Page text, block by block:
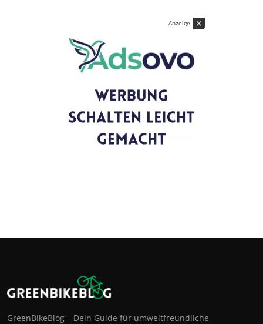
Anzeige ✕
GreenBikeBlog – Dein Guide für umweltfreundliche